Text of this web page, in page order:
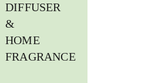
DIFFUSER
&
HOME
FRAGRANCE